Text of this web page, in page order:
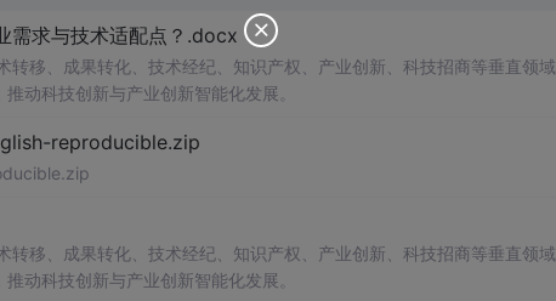
需求与技术适配点？.docx
移、成果转化、技术经纪、知识产权、产业创新、科技招商等垂直领域
动科技创新与产业创新智能化发展。
reproducible.zip
移、成果转化、技术经纪、知识产权、产业创新、科技招商等垂直领域
动科技创新与产业创新智能化发展。